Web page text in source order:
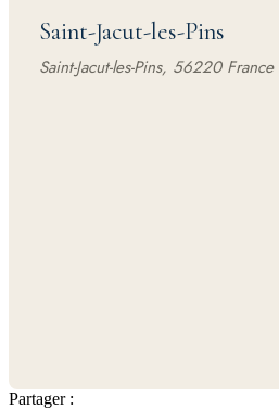
Saint-Jacut-les-Pins
Saint-Jacut-les-Pins, 56220 France
Partager :